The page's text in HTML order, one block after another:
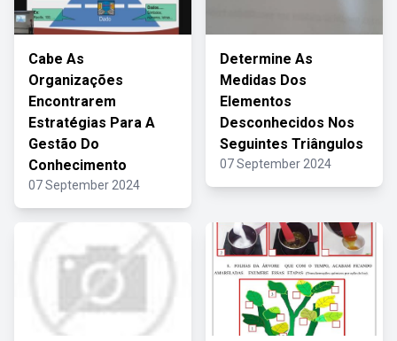
Cabe As
Organizações
Encontrarem
Estratégias Para A
Gestão Do
Conhecimento
07 September 2024
Determine As
Medidas Dos
Elementos
Desconhecidos Nos
Seguintes Triângulos
07 September 2024